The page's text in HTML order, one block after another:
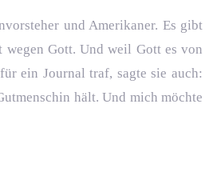
und Amerikaner. Es gibt
wegen Gott. Und weil Gott es von
ein Journal traf, sagte sie auch:
hält. Und mich möchte